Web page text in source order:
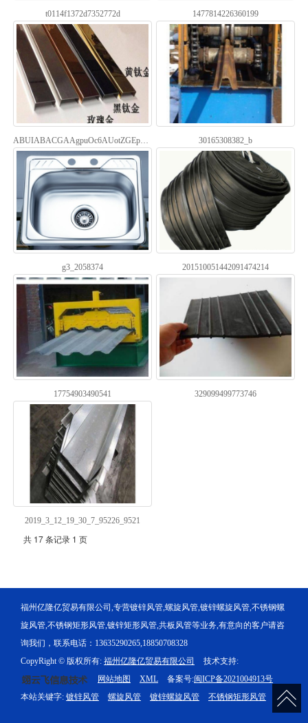
t0114f1372d7352772d 1477814226360199
ABUIABACGAAgpuOc6AUotZGEpgEwoAY4oAY 30165308382_b
g3_2058374 201510051442091474214
17754903490541 329099499773746
2019_3_12_19_30_7_95226_9521
共 17 条记录 1 页
福州亿隆亿贸易有限公司,专营镀锌风管,螺旋风管,镀锌螺旋风管,不锈钢螺
旋风管,不锈钢矩形风管,镀锌矩形风管,共板风管等业务,有意向的客户请咨
询我们，联系电话：13635290265,18850708328
CopyRight © 版权所有: 福州亿隆亿贸易有限公司
技术支持:
网站地图
XML 备案号:闽ICP备2021004913号
本站关键字: 镀锌风管 螺旋风管 镀锌螺旋风管 不锈钢矩形风管